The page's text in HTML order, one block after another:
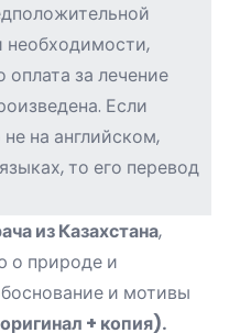
необходимости,
за лечение
Если
на английском,
то его перевод
из Казахстана,
о природе и
и мотивы
+ копия).